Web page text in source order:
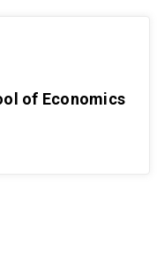
of Economics